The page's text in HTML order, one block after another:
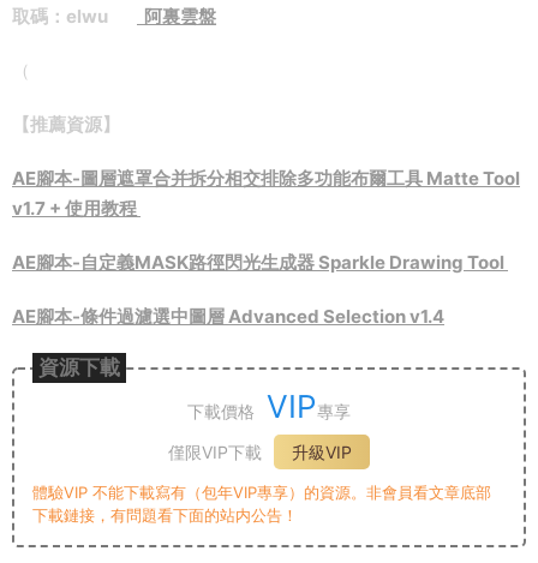
取碼：elwu
阿裏雲盤
（
【推薦資源】
AE腳本-圖層遮罩合并拆分相交排除多功能布爾工具 Matte Tool
v1.7 + 使用教程
AE腳本-自定義MASK路徑閃光生成器 Sparkle Drawing Tool
AE腳本-條件過濾選中圖層 Advanced Selection v1.4
資源下載
下載價格 VIP專享
僅限VIP下載
升級VIP
體驗VIP 不能下載寫有（包年VIP專享）的資源。非會員看文章底部
下載鏈接，有問題看下面的站内公告！